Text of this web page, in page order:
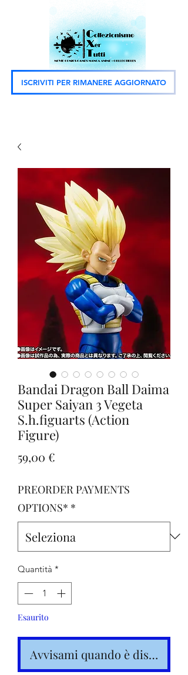
ISCRIVITI PER RIMANERE AGGIORNATO
Bandai Dragon Ball Daima
Super Saiyan 3 Vegeta
S.h.figuarts (Action
Figure)
59,00 €
PREORDER PAYMENTS
OPTIONS* *
Quantità *
Esaurito
Avvisami quando è disponibile